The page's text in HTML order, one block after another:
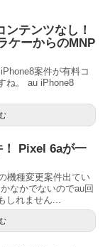
ンテンツなし！
ケーからのMNP
案件が有料コ
ね。 au iPhone8
！ Pixel 6aが一
機種変更案件出てい
なかでないのでau回
しれません...